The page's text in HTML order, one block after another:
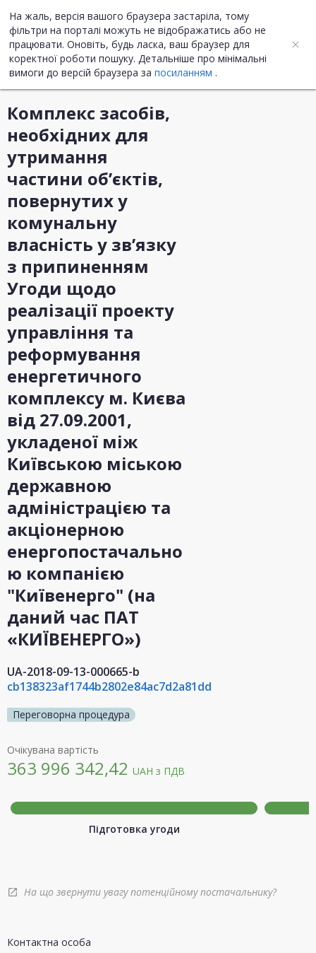
На жаль, версія вашого браузера застаріла, тому
фільтри на порталі можуть не відображатись або не
працювати. Оновіть, будь ласка, ваш браузер для
коректної роботи пошуку. Детальніше про мінімальні
вимоги до версій браузера за посиланням .
UA ENG
Інформація про закупівлю
Комплекс засобів,
необхідних для
утримання
частини об’єктів,
повернутих у
комунальну
власність у зв’язку
з припиненням
Угоди щодо
реалізації проекту
управління та
реформування
енергетичного
комплексу м. Києва
від 27.09.2001,
укладеної між
Київською міською
державною
адміністрацією та
акціонерною
енергопостачально
ю компанією
"Київенерго" (на
даний час ПАТ
«КИЇВЕНЕРГО»)
UA-2018-09-13-000665-b
cb138323af1744b2802e84ac7d2a81dd
Переговорна процедура
Очікувана вартість
363 996 342,42 UAH з ПДВ
Підготовка угоди
open_in_new На що звернути увагу потенційному постачальнику?
Контактна особа